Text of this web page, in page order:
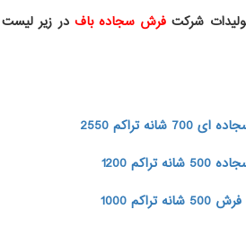
شرکت فرش سجاده باف در زیر
شانه تراکم 2550
تراکم 1200
تراکم 1000